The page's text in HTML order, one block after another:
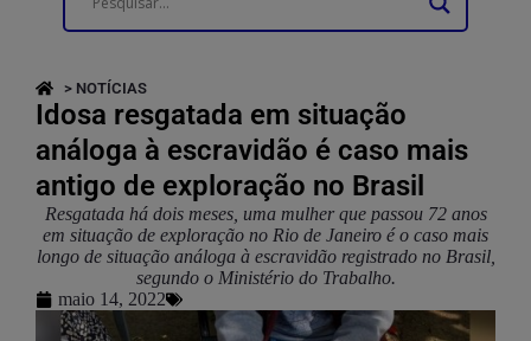
> NOTÍCIAS
Idosa resgatada em situação
análoga à escravidão é caso mais
antigo de exploração no Brasil
Resgatada há dois meses, uma mulher que passou 72 anos
em situação de exploração no Rio de Janeiro é o caso mais
longo de situação análoga à escravidão registrado no Brasil,
segundo o Ministério do Trabalho.
maio 14, 2022